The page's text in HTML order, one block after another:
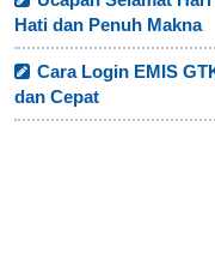
Hati dan Penuh Makna
Cara Login EMIS
dan Cepat